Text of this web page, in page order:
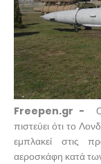
Freepen.gr -
πιστεύει ότι το
εμπλακεί στις
αεροσκάφη κατά